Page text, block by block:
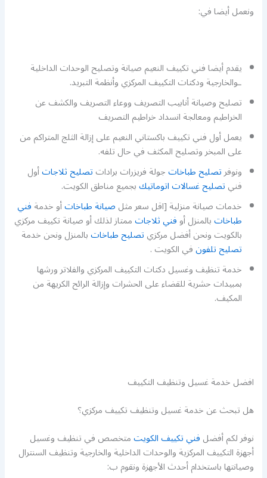
ونعمل أيضا في:
يقدم أيضا فني تكييف النعيم صيانة وتصليح الوحدات الداخلية
ـوالخارجية ودكتات التكييف المركزي وأنظمة التبريد.
تصليح وصيانة أنابيب التصريف ووعاء التصريف والكشف عن
الخراطيم ومعالجة انسداد خراطيم التصريف
يعمل أول فني تكييف باكستاني النعيم على إزالة الثلج المتراكم من
على المبخر وتصليح المكثف في حال تلفه.
ونوفرتصليح طباخاتجولة فريزرات براداتتصليح ثلاجاتأول
فنيتصليح غسالات اتوماتيكبجميع مناطق الكويت.
خدمات صيانة منزلية [اقل سعر مثلصيانة طباخاتأو خدمةفني
طباخاتبالمنزل أوفني ثلاجاتممتاز لذلك أو صيانة تكييف مركزي
بالكويت ونحن أفضل مركزيتصليح طباخاتبالمنزل ونحن خدمة
تصليح تلفونفي الكويت .
خدمة تنظيف وغسيل دكتات التكييف المركزي والفلاتر ورشها
بمبيدات حشرية للقضاء على الحشرات وإزالة الرائح الكريهة من
المكيف.
افضل خدمة غسيل وتنظيف التكييف
هل تبحث عن خدمة غسيل وتنظيف تكييف مركزي؟
نوفر لكم أفضلفني تكييف الكويتمتخصص في تنظيف وغسيل
أجهزة التكييف المركزية والوحدات الداخلية والخارجية وتنظيف السنترال
وصيانتها باستخدام أحدث الأجهزة ونقوم ب: